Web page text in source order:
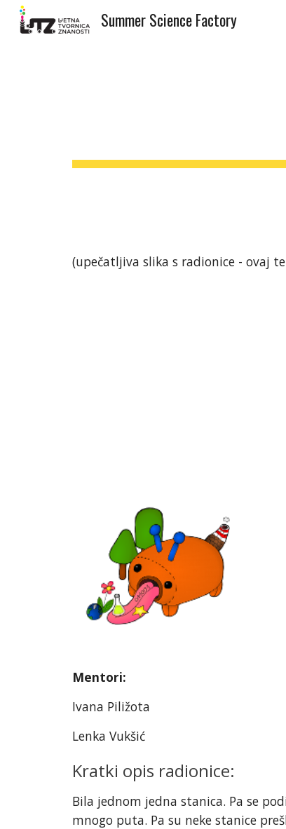
Summer Science Factory
(upečatljiva slika s radionice - ovaj
Mentori:
Ivana Piližota
Lenka Vukšić
Kratki opis radionice:
Bila jednom jedna stanica. Pa se
mnogo puta. Pa su neke stanice